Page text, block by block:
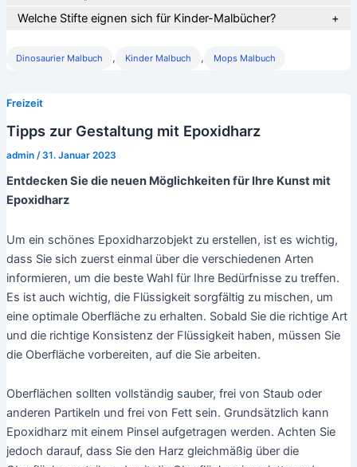
Welche Stifte eignen sich für Kinder-Malbücher?
Dinosaurier Malbuch , Kinder Malbuch , Mops Malbuch
Freizeit
Tipps zur Gestaltung mit Epoxidharz
admin /31. Januar 2023
Entdecken Sie die neuen Möglichkeiten für Ihre Kunst mit
Epoxidharz
Um ein schönes Epoxidharzobjekt zu erstellen, ist es wichtig,
dass Sie sich zuerst einmal über die verschiedenen Arten
informieren, um die beste Wahl für Ihre Bedürfnisse zu treffen.
Es ist auch wichtig, die Flüssigkeit sorgfältig zu mischen, um
eine optimale Oberfläche zu erhalten. Sobald Sie die richtige Art
und die richtige Konsistenz der Flüssigkeit haben, müssen Sie
die Oberfläche vorbereiten, auf die Sie arbeiten.
Oberflächen sollten vollständig sauber, frei von Staub oder
anderen Partikeln und frei von Fett sein. Grundsätzlich kann
Epoxidharz mit einem Pinsel aufgetragen werden. Achten Sie
jedoch darauf, dass Sie den Harz gleichmäßig über die